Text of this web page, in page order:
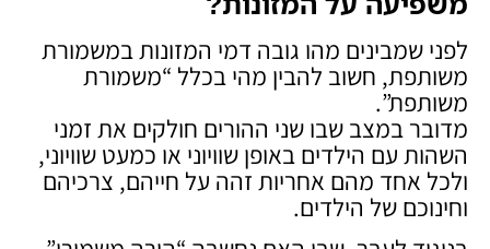
לפני שמבינים מהו גובה דמי המזונות במשמורת
משותפת, חשוב להבין מהי בכלל “משמורת
משותפת”.
מדובר במצב שבו שני ההורים חולקים את זמני
השהות עם הילדים באופן שוויוני או כמעט שוויוני,
ולכל אחד מהם אחריות זהה על חייהם, צרכיהם
וחינוכם של הילדים.